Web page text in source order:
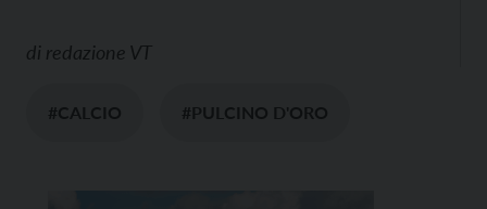
di redazione VT
#CALCIO #PULCINO D'ORO